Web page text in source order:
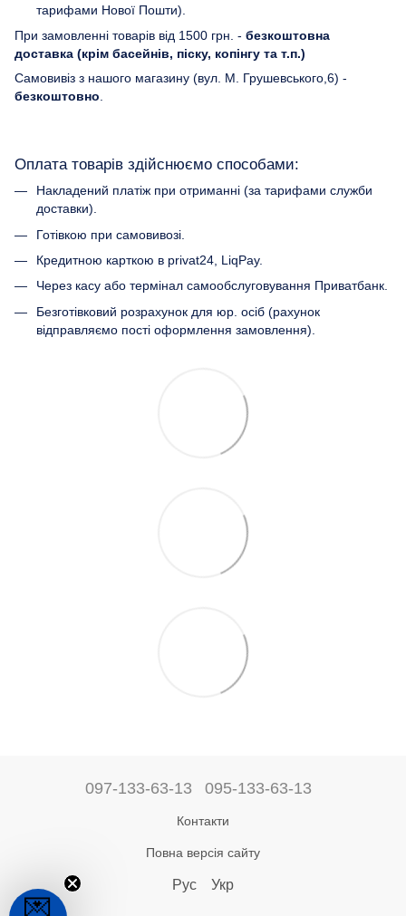
тарифами Нової Пошти).
При замовленні товарів від 1500 грн. - безкоштовна
доставка (крім басейнів, піску, копінгу та т.п.)
Самовивіз з нашого магазину (вул. М. Грушевського,6) -
безкоштовно
Оплата товарів здійснюємо способами:
Накладений платіж при отриманні (за тарифами служби
доставки).
Готівкою при самовивозі.
Кредитною карткою в privat24, LiqPay.
Через касу або термінал самообслуговування Приватбанк.
Безготівковий розрахунок для юр. осіб (рахунок
відправляємо пості оформлення замовлення).
097-133-63-13 095-133-63-13
Контакти
Повна версія сайту
Рус Укр
💌